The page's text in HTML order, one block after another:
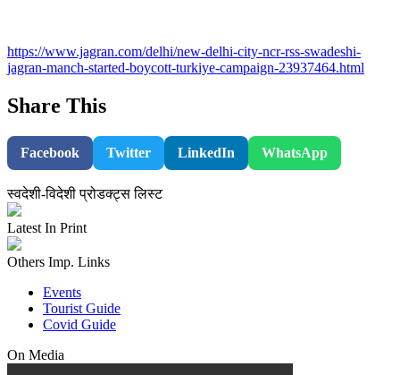
https://www.jagran.com/delhi/new-delhi-city-ncr-rss-swadeshi-
jagran-manch-started-boycott-turkiye-campaign-23937464.html
Share This
Facebook Twitter LinkedIn WhatsApp
स्वदेशी-विदेशी प्रोडक्ट्स लिस्ट
Latest In Print
Others Imp. Links
Events
Tourist Guide
Covid Guide
On Media